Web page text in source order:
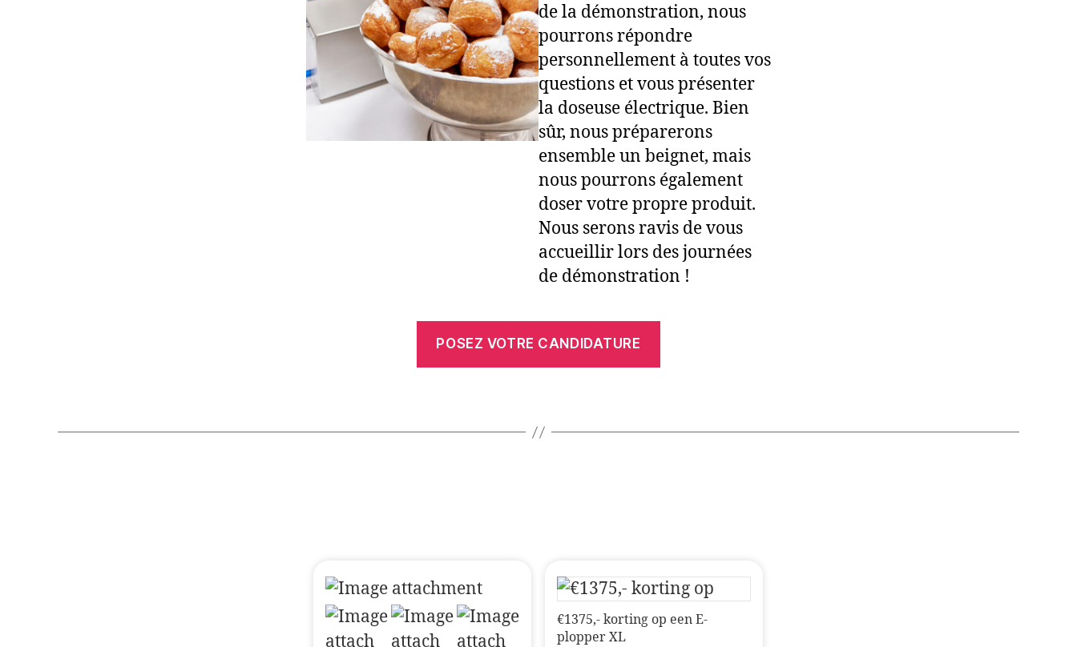
de la démonstration, nous
pourrons répondre
personnellement à toutes vos
questions et vous présenter
la doseuse électrique. Bien
sûr, nous préparerons
ensemble un beignet, mais
nous pourrons également
doser votre propre produit.
Nous serons ravis de vous
accueillir lors des journées
de démonstration !
POSEZ VOTRE CANDIDATURE
€1375,- korting op een E-
plopper XL